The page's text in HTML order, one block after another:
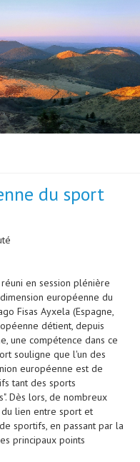
du sport
en session plénière
européenne du
Fisas Ayxela (Espagne,
détient, depuis
une compétence dans ce
souligne que l'un des
européenne est de
tant des sports
Dès lors, de nombreux
lien entre sport et
sportifs, en passant par la
principaux points